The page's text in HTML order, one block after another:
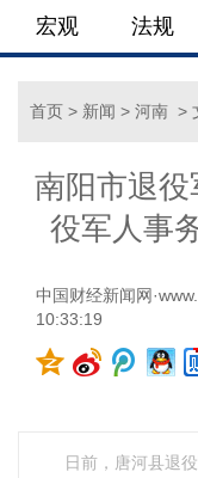
宏观 法规
首页 > 新闻 > 河南 >
南阳市退
役军人事
中国财经新闻网
10:33:19
日前，唐河县退